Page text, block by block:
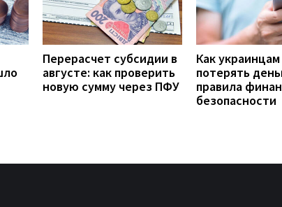
Перерасчет субсидии в
августе: как проверить
новую сумму через ПФУ
Как
потерять
правила
безопасности